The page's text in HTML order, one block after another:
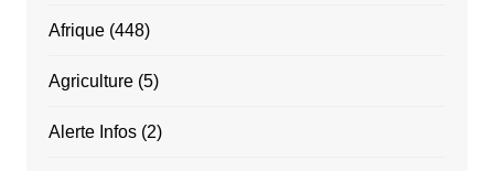
Afrique(448)
Agriculture(5)
Alerte Infos(2)